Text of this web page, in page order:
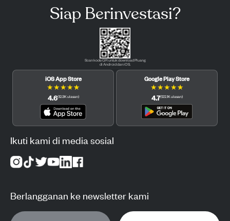
Siap Berinvestasi?
Scan kode QR untuk download Pluang
di Android dan iOS.
iOS App Store
★★★★★
4.6(12.3Kulasan)
Google Play Store
★★★★★
4.7(122.1Kulasan)
Ikuti kami di media sosial
Berlangganan ke newsletter kami